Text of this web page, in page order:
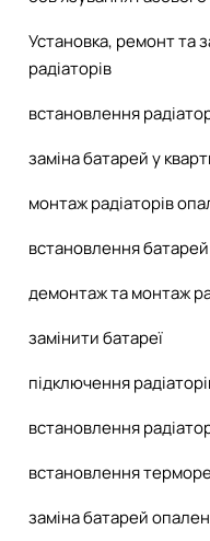
Установка, ремонт та
радіаторів
встановлення
заміна батарей у
монтаж радіаторів
встановлення
демонтаж та монтаж
замінити батареї
підключення
встановлення
встановлення
заміна батарей